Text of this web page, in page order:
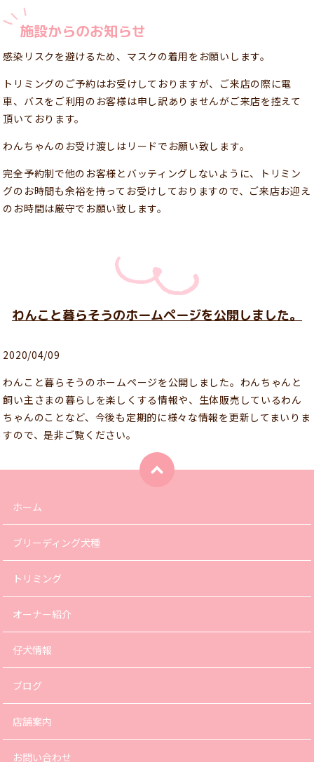
施設からのお知らせ
感染リスクを避けるため、マスクの着用をお願いします。
トリミングのご予約はお受けしておりますが、ご来店の際に電
車、バスをご利用のお客様は申し訳ありませんがご来店を控えて
頂いております。
わんちゃんのお受け渡しはリードでお願い致します。
完全予約制で他のお客様とバッティングしないように、トリミン
グのお時間も余裕を持ってお受けしておりますので、ご来店お迎え
のお時間は厳守でお願い致します。
わんこと暮らそうのホームページを公開しました。
2020/04/09
わんこと暮らそうのホームページを公開しました。わんちゃんと
飼い主さまの暮らしを楽しくする情報や、生体販売しているわん
ちゃんのことなど、今後も定期的に様々な情報を更新してまいりま
すので、是非ご覧ください。
ホーム
ブリーディング犬種
トリミング
オーナー紹介
仔犬情報
ブログ
店舗案内
お問い合わせ